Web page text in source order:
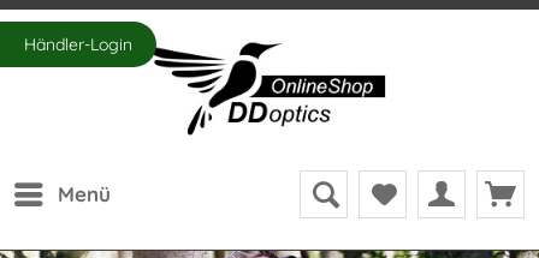
Händler-Login
Menü